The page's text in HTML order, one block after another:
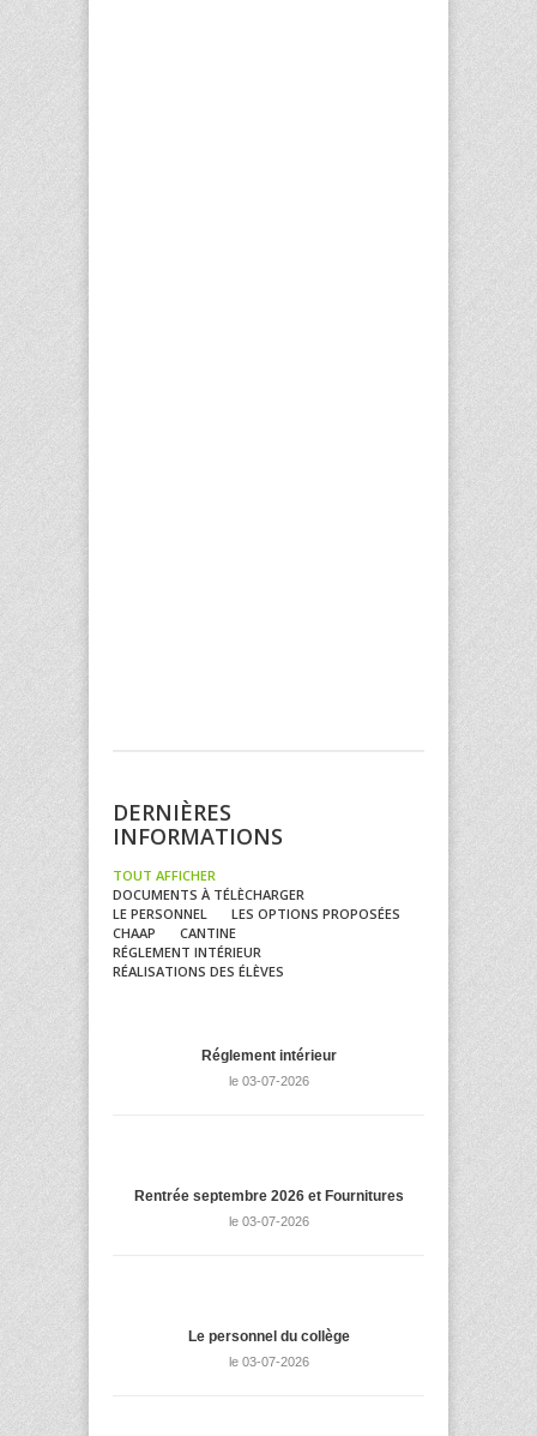
DERNIÈRES
INFORMATIONS
TOUT AFFICHER
DOCUMENTS À TÉLÈCHARGER
LE PERSONNEL
LES OPTIONS PROPOSÉES
CHAAP
CANTINE
RÉGLEMENT INTÉRIEUR
RÉALISATIONS DES ÉLÈVES
Réglement intérieur
le 03-07-2026
Rentrée septembre 2026 et Fournitures
le 03-07-2026
Le personnel du collège
le 03-07-2026